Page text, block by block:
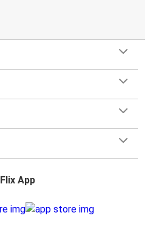
Flix App